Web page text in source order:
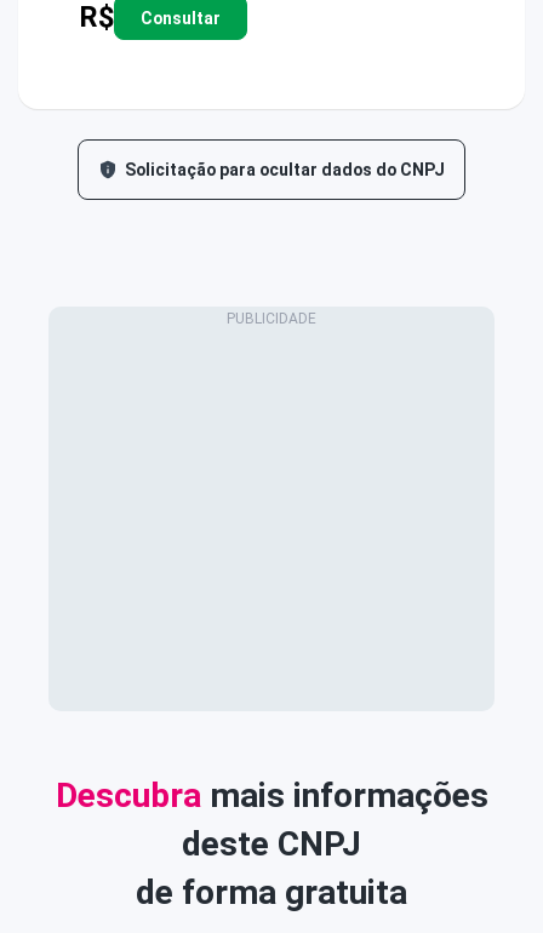
R$ Consultar
Solicitação para ocultar dados do CNPJ
Descubra mais informações
deste CNPJ
de forma gratuita